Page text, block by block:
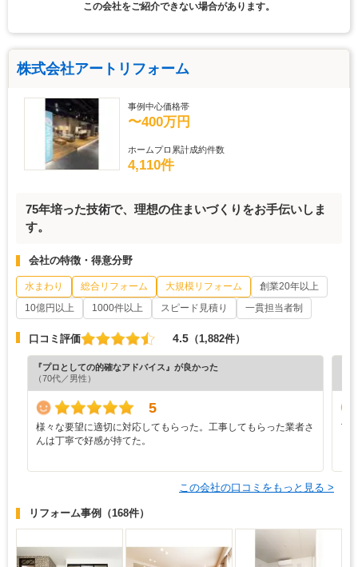
この会社をご紹介できない場合があります。
株式会社アートリフォーム
事例中心価格帯
〜400万円
ホームプロ累計成約件数
4,110件
75年培った技術で、理想の住まいづくりをお手伝いしま
す。
会社の特徴・得意分野
水まわり 総合リフォーム 大規模リフォーム
創業20年以上
10億円以上
1000件以上 スピード見積り 一貫担当者制
口コミ評価 4.5 （1,882件）
『プロとしての的確なアドバイス』が良かった
（70代／男性）
5
様々な要望に適切に対応してもらった。工事してもらった業者さ
んは丁寧で好感が持てた。
ア
この会社の口コミをもっと見る >
リフォーム事例 （168件）